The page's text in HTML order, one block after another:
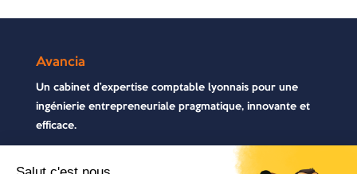
Avancia
Un cabinet d’expertise comptable lyonnais pour une
ingénierie entrepreneuriale pragmatique, innovante et
efficace.